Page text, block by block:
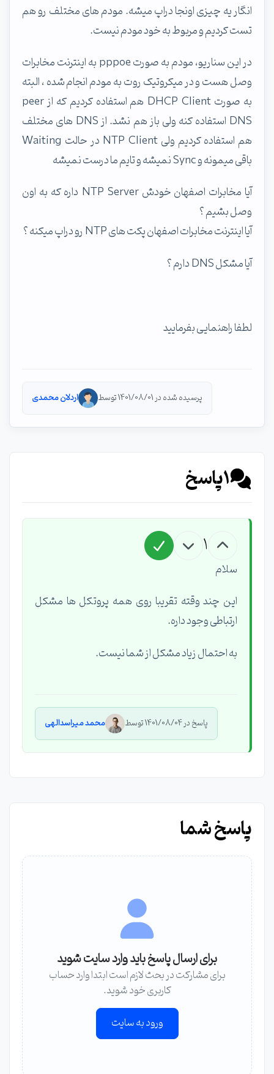
انگار یه چیزی اونجا دراپ میشه. مودم های مختلف رو هم
تست کردیم و مربوط به خود مودم نیست.
در این سناریو، مودم به صورت pppoe به اینترنت مخابرات
وصل هست و در میکروتیک روت به مودم انجام شده ، البته
به صورت DHCP Client هم استفاده کردیم که از peer
DNS استفاده کنه ولی باز هم نشد. از DNS های مختلف
هم استفاده کردیم ولی NTP Client در حالت Waiting
باقی میمونه و Sync نمیشه و تایم ما درست نمیشه
آیا مخابرات اصفهان خودش NTP Server داره که به اون
وصل بشیم ؟
آیا اینترنت مخابرات اصفهان پکت های NTP رو دراپ میکنه ؟
آیا مشکل DNS دارم ؟
لطفا راهنمایی بفرمایید
پرسیده شده در 1401/08/01 توسط اردلان محمدی
1پاسخ
1
سلام
این چند وقته تقریبا روی همه پروتکل ها مشکل
ارتباطی وجود داره.
به احتمال زیاد مشکل از شما نیست.
پاسخ در 1401/08/04 توسط محمد میراسدالهی
پاسخ شما
برای ارسال پاسخ باید وارد سایت شوید
برای مشارکت در بحث لازم است ابتدا وارد حساب
کاربری خود شوید.
ورود به سایت